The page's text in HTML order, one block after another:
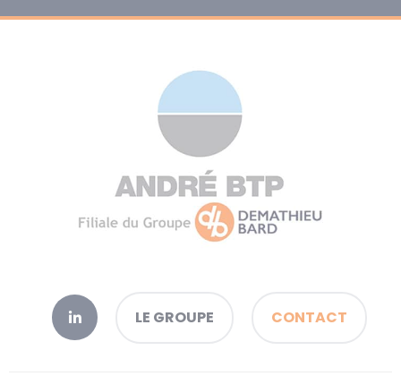
LE GROUPE CONTACT